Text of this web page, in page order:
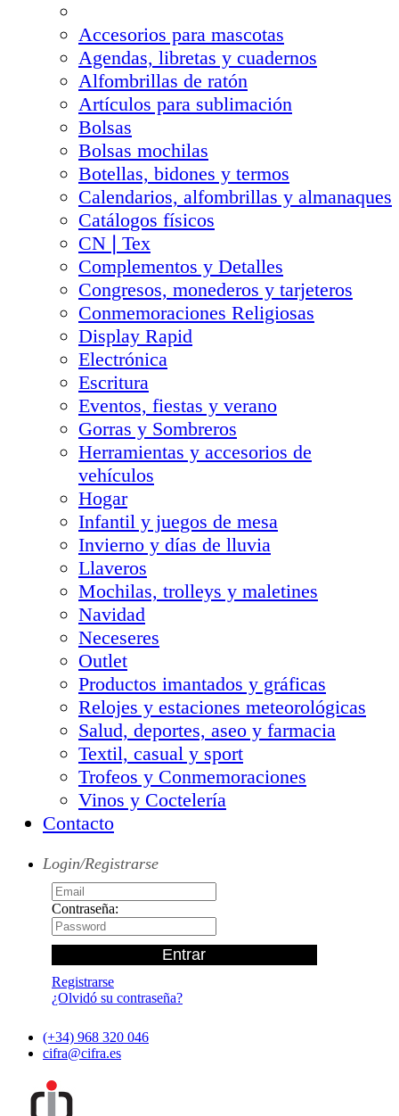
Accesorios para mascotas
Agendas, libretas y cuadernos
Alfombrillas de ratón
Artículos para sublimación
Bolsas
Bolsas mochilas
Botellas, bidones y termos
Calendarios, alfombrillas y almanaques
Catálogos físicos
CN❘Tex
Complementos y Detalles
Congresos, monederos y tarjeteros
Conmemoraciones Religiosas
Display Rapid
Electrónica
Escritura
Eventos, fiestas y verano
Gorras y Sombreros
Herramientas y accesorios de
vehículos
Hogar
Infantil y juegos de mesa
Invierno y días de lluvia
Llaveros
Mochilas, trolleys y maletines
Navidad
Neceseres
Outlet
Productos imantados y gráficas
Relojes y estaciones meteorológicas
Salud, deportes, aseo y farmacia
Textil, casual y sport
Trofeos y Conmemoraciones
Vinos y Coctelería
Contacto
Login/Registrarse
Contraseña:
Registrarse
¿Olvidó su contraseña?
(+34) 968 320 046
cifra@cifra.es